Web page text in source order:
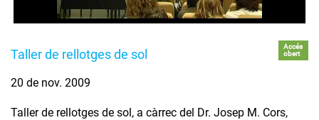
Taller de rellotges de sol
Accés
obert
20 de nov. 2009
Taller de rellotges de sol, a càrrec del Dr. Josep M. Cors,